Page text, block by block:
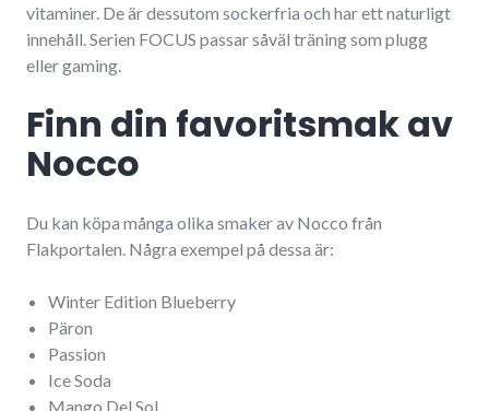
vitaminer. De är dessutom sockerfria och har ett naturligt
innehåll. Serien FOCUS passar såväl träning som plugg
eller gaming.
Finn din favoritsmak av
Nocco
Du kan köpa många olika smaker av Nocco från
Flakportalen. Några exempel på dessa är:
Winter Edition Blueberry
Päron
Passion
Ice Soda
Mango Del Sol